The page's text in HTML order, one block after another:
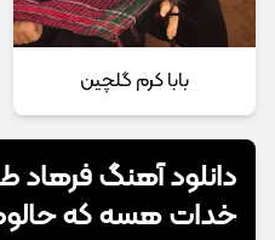
بابا کرم گلچین
دانلود آهنگ فرهاد
خدات هسه که